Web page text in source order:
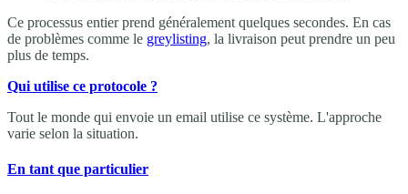
Ce processus entier prend généralement quelques secondes. En cas
de problèmes comme le greylisting, la livraison peut prendre un peu
plus de temps.
Qui utilise ce protocole ?
Tout le monde qui envoie un email utilise ce système. L'approche
varie selon la situation.
En tant que particulier